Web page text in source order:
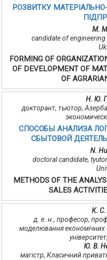
РОЗВИТКУ
M.
candidate of
FORMING OF
OF DEVELOPMENT OF
OF
Н. Ю.
докторант, тьютор,
СПОСОБЫ АНАЛИЗА
СБЫТОВОЙ
N.
doctoral candidate,
METHODS OF THE
SALES
К. С.
д. е. н., професор,
моделювання
Ю. В.
магістр, Класичний